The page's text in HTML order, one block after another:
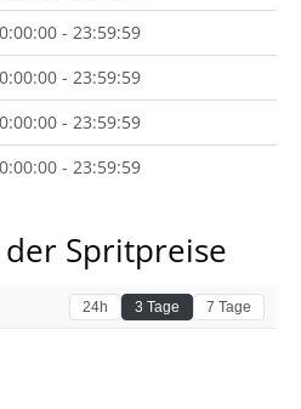
- 23:59:59
- 23:59:59
- 23:59:59
- 23:59:59
Spritpreise